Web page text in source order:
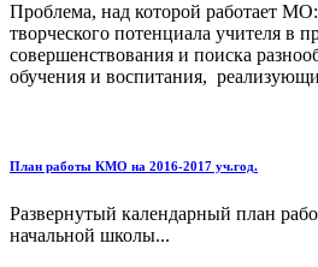
Проблема, над которой работает
творческого потенциала учителя в
совершенствования и поиска
обучения и воспитания,
План работы КМО на 2016-2017 уч.год.
Развернутый календарный план
начальной школы...